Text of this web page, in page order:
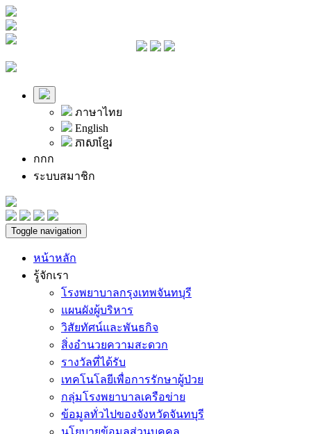
ภาษาไทย
English
ភាសាខ្មែរ
กกก
ระบบสมาชิก
Toggle navigation
หน้าหลัก
รู้จักเรา
โรงพยาบาลกรุงเทพจันทบุรี
แผนผังผู้บริหาร
วิสัยทัศน์และพันธกิจ
สิ่งอำนวยความสะดวก
รางวัลที่ได้รับ
เทคโนโลยีเพื่อการรักษาผู้ป่วย
กลุ่มโรงพยาบาลเครือข่าย
ข้อมูลทั่วไปของจังหวัดจันทบุรี
นโยบายข้อมูลส่วนบุคคล